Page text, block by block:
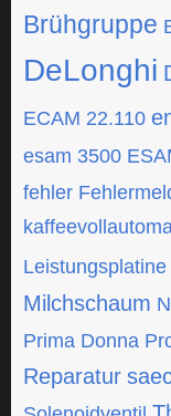
Brühgruppe
DeLonghi
ECAM 22.110
esam 3500
fehler
Leistungsplatine
Milchschaum
Prima Donna
Reparatur